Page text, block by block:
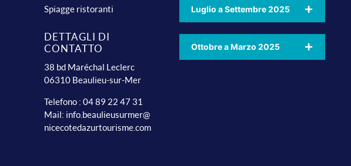
Spiagge ristoranti
DETTAGLI DI
CONTATTO
38 bd Maréchal Leclerc
06310 Beaulieu-sur-Mer
Telefono : 04 89 22 47 31
Mail: info.beaulieusurmer@
nicecotedazurtourisme.com
Luglio a Settembre 2025
Ottobre a Marzo 2025